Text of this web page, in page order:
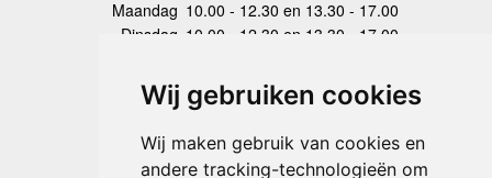
Wij gebruiken cookies
Wij maken gebruik van cookies en
andere tracking-technologieën om
Maandag 10.00 - 12.30 en 13.30 - 17.00
Dinsdag 10.00 - 12.30 en 13.30 - 17.00
Donderdag
10.00 - 12.30 en 13.30 - 17.00
Vrijdag 10.00 - 12.30 en 13.30 - 17.00
Zaterdag
gesloten
Zondag gesloten